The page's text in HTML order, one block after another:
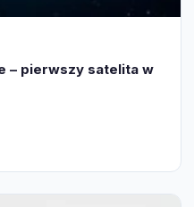
– pierwszy satelita w